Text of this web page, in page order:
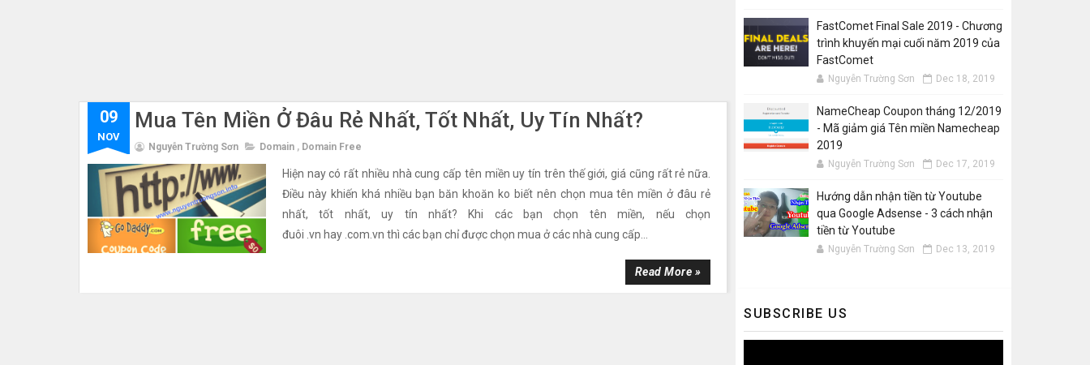
09
NOV
Mua Tên Miền Ở Đâu Rẻ Nhất, Tốt Nhất, Uy Tín Nhất?
Nguyễn Trường Sơn Domain , Domain Free
Hiện nay có rất nhiều nhà cung cấp tên miền uy tín trên thế giới, giá cũng rất rẻ nữa.
Điều này khiến khá nhiều bạn băn khoăn ko biết nên chọn mua tên miền ở đâu rẻ
nhất, tốt nhất, uy tín nhất? Khi các bạn chọn tên miền, nếu chọn
đuôi .vn hay .com.vn thì các bạn chỉ được chọn mua ở các nhà cung cấp...
Read More »
FastComet Final Sale 2019 - Chương
trình khuyến mại cuối năm 2019 của
FastComet
Nguyễn Trường Sơn Dec 18, 2019
NameCheap Coupon tháng 12/2019
- Mã giảm giá Tên miền Namecheap
2019
Nguyễn Trường Sơn Dec 17, 2019
Hướng dẫn nhận tiền từ Youtube
qua Google Adsense - 3 cách nhận
tiền từ Youtube
Nguyễn Trường Sơn Dec 13, 2019
SUBSCRIBE US